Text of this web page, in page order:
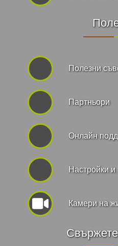
Полезни
Партньори
Онлайн
Hастройки
Камери на